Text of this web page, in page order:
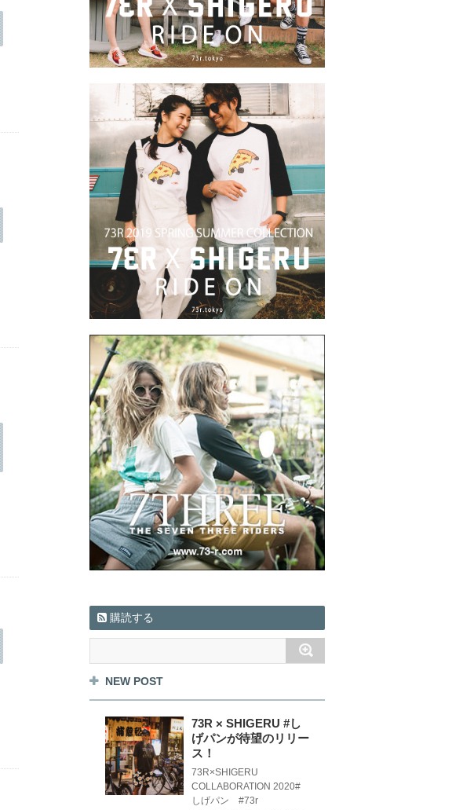
購読する
NEW POST
73R × SHIGERU #し
げパンが待望のリリー
ス！
73R×SHIGERU
COLLABORATION 2020#
しげパン #73r